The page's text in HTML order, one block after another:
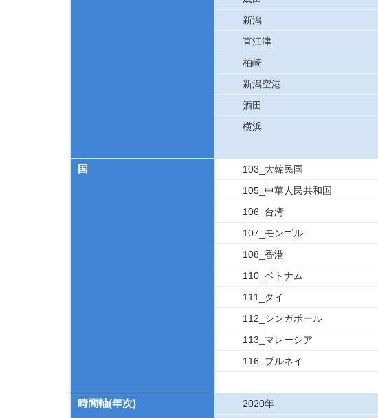
新潟
直江津
柏崎
新潟空港
酒田
横浜
国
103_大韓民国
105_中華人民共和国
106_台湾
107_モンゴル
108_香港
110_ベトナム
111_タイ
112_シンガポール
113_マレーシア
116_ブルネイ
時間軸(年次)
2020年